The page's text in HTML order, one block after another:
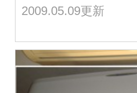
2009.05.09更新